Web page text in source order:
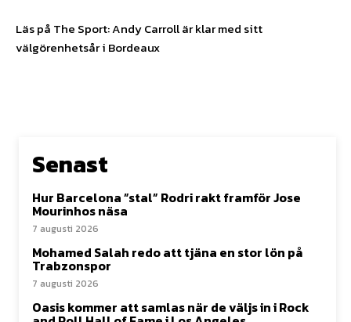
Läs på The Sport: Andy Carroll är klar med sitt
välgörenhetsår i Bordeaux
Senast
Hur Barcelona ”stal” Rodri rakt framför Jose
Mourinhos näsa
7 augusti 2026
Mohamed Salah redo att tjäna en stor lön på
Trabzonspor
7 augusti 2026
Oasis kommer att samlas när de väljs in i Rock